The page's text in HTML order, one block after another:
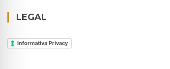
LEGAL
Informativa Privacy